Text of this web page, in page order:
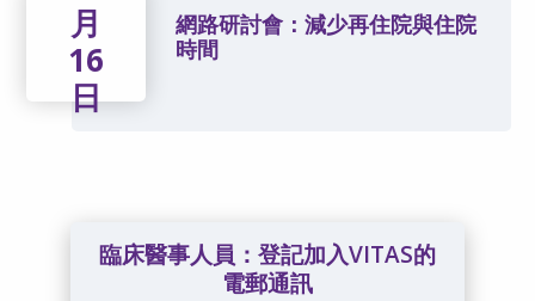
月
16
日
網路研討會：減少再住院與住院
時間
臨床醫事人員：登記加入VITAS的
電郵通訊